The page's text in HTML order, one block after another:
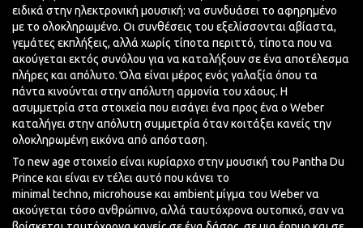
ειδικά στην ηλεκτρονική μουσική: να συνδυάσει το αφηρημένο
με το ολοκληρωμένο. Οι συνθέσεις του εξελίσσονται αβίαστα,
γεμάτες εκπλήξεις, αλλά χωρίς τίποτα περιττό, τίποτα που να
ακούγεται εκτός συνόλου για να καταλήξουν σε ένα αποτέλεσμα
πλήρες και απόλυτο. Όλα είναι μέρος ενός γαλαξία όπου τα
πάντα κινούνται στην απόλυτη αρμονία του χάους. Η
ασυμμετρία στα στοιχεία που εισάγει ένα προς ένα ο Weber
καταλήγει στην απόλυτη συμμετρία όταν κοιτάξει κανείς την
ολοκληρωμένη εικόνα από απόσταση.
Το new age στοιχείο είναι κυρίαρχο στην μουσική του Pantha Du
Prince και είναι εν τέλει αυτό που κάνει τo
minimal techno, microhouse και ambient μίγμα του Weber να
ακούγεται τόσο ανθρώπινο, αλλά ταυτόχρονα ουτοπικό, σαν να